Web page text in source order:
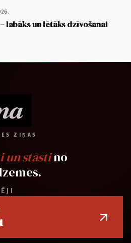
labāks un lētāks dzīvošanai
ZIŅAS
un stāstino